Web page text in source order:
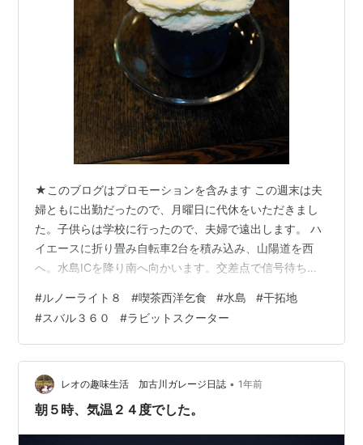
★このブログはプロモーションを含みます この週末は夫
婦ともに出勤だったので、月曜日に代休をいただきまし
た。子供らは学校に行ったので、夫婦で遠出します。 ハ
イエースに折り畳み自転車2台を積み込み、山陽道を西
へ。水島ICを降り南へ向かいます。交差点で信号待ちし
うです、この店はラビットがあったんです。ネットで見
ました。けど忘れてました(笑)奥に３０１型が見えます
ね。 そして水島の町に入りました。 枯れた街中を散策し
ます。 今日のランチは、水島の喫茶西洋乞食です。 ８月
の岡山新倉敷サイクリング時にモーニングをいただきま
した。 www.rabbits3…
#ルノーライト８ #喫茶西洋乞食 #水島 #干拓地
#スバル３６０ #ラビットスクーター
レオの趣味生活 加古川ガレージ日誌 • 1年前
朝５時、気温２４度でした。